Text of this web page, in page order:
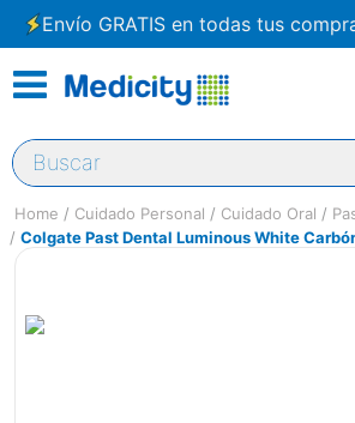
Envío GRATIS en todas tus
Buscar
Cuidado Personal Cuidado Oral
Colgate Past Dental Luminous White